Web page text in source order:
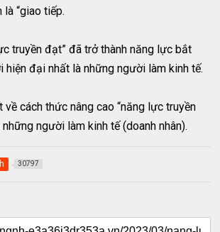
là “giao tiếp.
truyền đạt” đã trở thành năng lực bắt
hiện đại nhất là những người làm kinh tế.
về cách thức nâng cao “năng lực truyền
người làm kinh tế (doanh nhân).
30797